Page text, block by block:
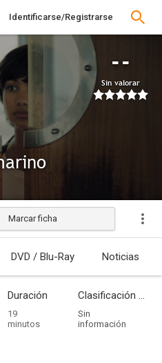
Identificarse/Registrarse
--
Sin valorar
Estrenada
Marcar ficha
DVD / Blu-Ray Noticias
Duración
19
minutos
Clasificación por edades
Sin
información